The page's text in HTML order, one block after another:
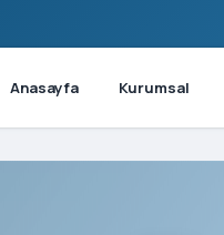
Anasayfa Kurumsal